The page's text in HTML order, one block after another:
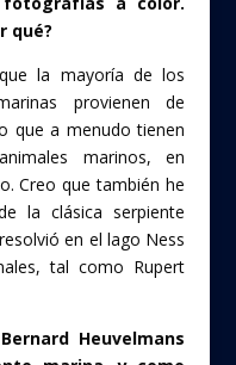
qué?
la mayoría de los
provienen de
que a menudo tienen
marinos, en
Creo que también he
la clásica serpiente
en el lago Ness
tal como Rupert
Heuvelmans